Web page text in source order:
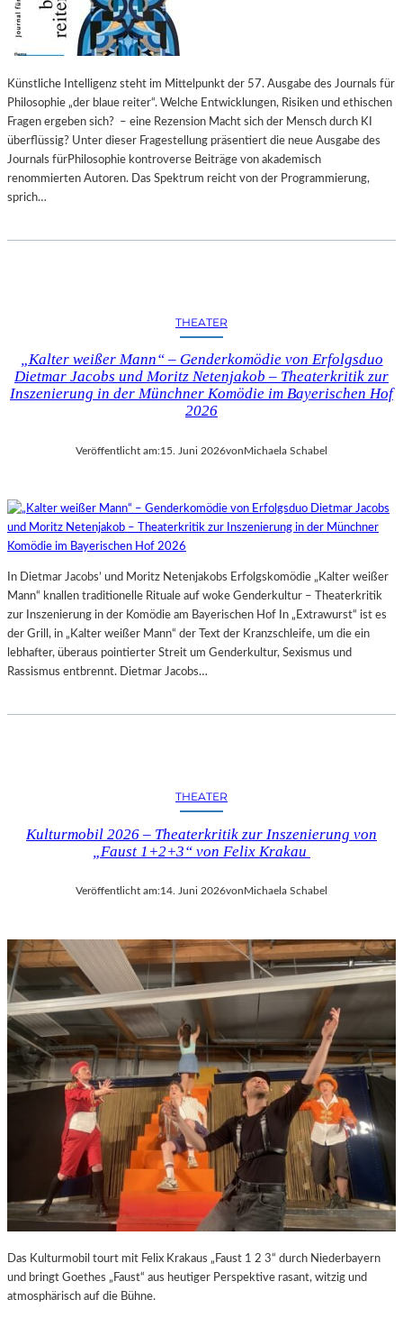
Künstliche Intelligenz steht im Mittelpunkt der 57. Ausgabe des Journals für
Philosophie „der blaue reiter“. Welche Entwicklungen, Risiken und ethischen
Fragen ergeben sich? – eine Rezension Macht sich der Mensch durch KI
überflüssig? Unter dieser Fragestellung präsentiert die neue Ausgabe des
Journals fürPhilosophie kontroverse Beiträge von akademisch
renommierten Autoren. Das Spektrum reicht von der Programmierung,
sprich…
THEATER
„Kalter weißer Mann“ – Genderkomödie von Erfolgsduo
Dietmar Jacobs und Moritz Netenjakob – Theaterkritik zur
Inszenierung in der Münchner Komödie im Bayerischen Hof
2026
Veröffentlicht am:15. Juni 2026vonMichaela Schabel
In Dietmar Jacobs’ und Moritz Netenjakobs Erfolgskomödie „Kalter weißer
Mann“ knallen traditionelle Rituale auf woke Genderkultur – Theaterkritik
zur Inszenierung in der Komödie am Bayerischen Hof In „Extrawurst“ ist es
der Grill, in „Kalter weißer Mann“ der Text der Kranzschleife, um die ein
lebhafter, überaus pointierter Streit um Genderkultur, Sexismus und
Rassismus entbrennt. Dietmar Jacobs…
THEATER
Kulturmobil 2026 – Theaterkritik zur Inszenierung von
„Faust 1+2+3“ von Felix Krakau
Veröffentlicht am:14. Juni 2026vonMichaela Schabel
Das Kulturmobil tourt mit Felix Krakaus „Faust 1 2 3“ durch Niederbayern
und bringt Goethes „Faust“ aus heutiger Perspektive rasant, witzig und
atmosphärisch auf die Bühne.